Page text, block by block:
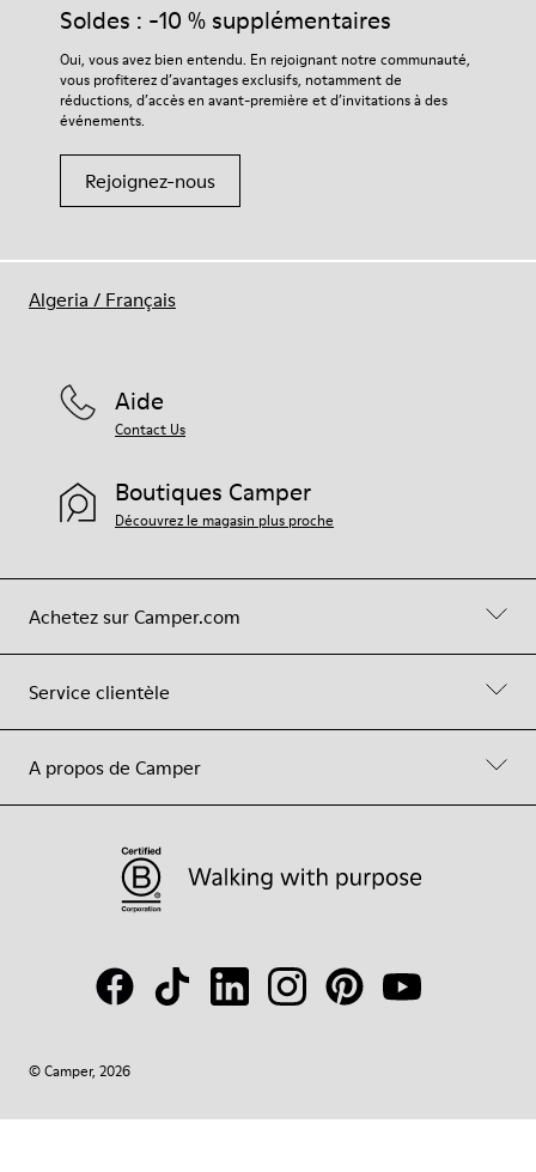
durabilité accrue de vos chaussures.
Pour obtenir des instructions détaillées sur l’entretien de
votre paire de chaussures, consultez notreguide d’entretien
Soldes : -10 % supplémentaires
Oui, vous avez bien entendu. En rejoignant notre communauté,
vous profiterez d’avantages exclusifs, notamment de
réductions, d’accès en avant-première et d’invitations à des
événements.
Rejoignez-nous
Achetez sur Camper.com
Service clientèle
A propos de Camper
Aide
Contact Us
Boutiques Camper
Découvrez le magasin plus proche
© Camper, 2026
Algeria / Français